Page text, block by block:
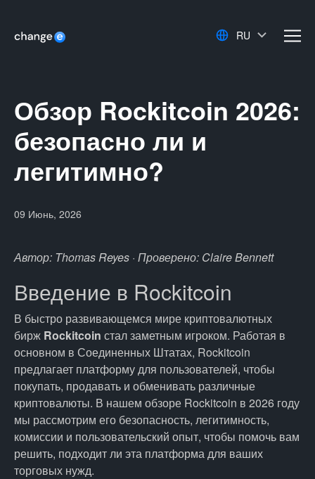
RU
Обзор Rockitcoin 2026:
безопасно ли и
легитимно?
09 Июнь, 2026
Автор: Thomas Reyes · Проверено: Claire Bennett
Введение в Rockitcoin
В быстро развивающемся мире криптовалютных
бирж Rockitcoin стал заметным игроком. Работая в
основном в Соединенных Штатах, Rockitcoin
предлагает платформу для пользователей, чтобы
покупать, продавать и обменивать различные
криптовалюты. В нашем обзоре Rockitcoin в 2026 году
мы рассмотрим его безопасность, легитимность,
комиссии и пользовательский опыт, чтобы помочь вам
решить, подходит ли эта платформа для ваших
торговых нужд.